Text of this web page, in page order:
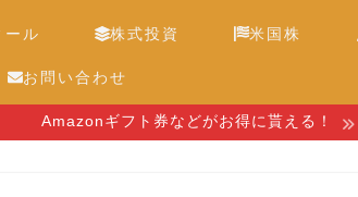
ール 株式投資 米国株
お問い合わせ
Amazonギフト券などがお得に貰える！